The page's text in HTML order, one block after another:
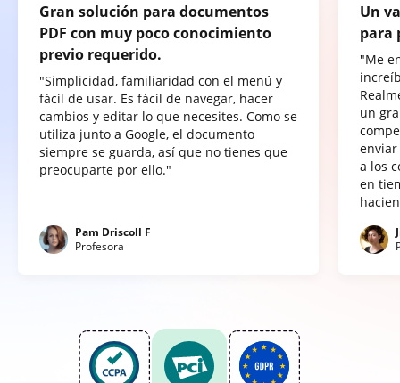
Gran solución para documentos
PDF con muy poco conocimiento
previo requerido.
"Simplicidad, familiaridad con el menú y
fácil de usar. Es fácil de navegar, hacer
cambios y editar lo que necesites. Como se
utiliza junto a Google, el documento
siempre se guarda, así que no tienes que
preocuparte por ello."
Pam Driscoll F
Profesora
Un
para
"Me
un
a los
en